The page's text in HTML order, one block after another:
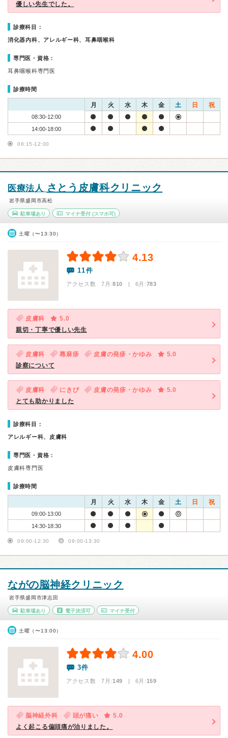
優しい先生でした。
診療科目：
消化器内科、アレルギー科、耳鼻咽喉科
専門医・資格：
耳鼻咽喉科専門医
診療時間
月 火 水 木 金 土 日 祝
08:30-12:00
14:00-18:00
08:15-12:00
医療法人 さとう皮膚科クリニック
岩手県盛岡市高松
駐車場あり マイナ受付(スマホ可)
土曜（〜13:30）
4.13
11件
アクセス数 7月:810 | 6月:783
皮膚科
5.0
親切・丁寧で優しい先生
皮膚科 蕁麻疹 皮膚の発疹・かゆみ
5.0
診察について
皮膚科 にきび 皮膚の発疹・かゆみ
5.0
とても助かりました
診療科目：
アレルギー科、皮膚科
専門医・資格：
皮膚科専門医
診療時間
月 火 水 木 金 土 日 祝
09:00-13:00
14:30-18:30
09:00-12:30 09:00-13:30
ながの脳神経クリニック
岩手県盛岡市津志田
駐車場あり 電子決済可 マイナ受付
土曜（〜13:00）
4.00
3件
アクセス数 7月:149 | 6月:159
脳神経外科 頭が痛い
5.0
よく起こる偏頭痛が治りました。